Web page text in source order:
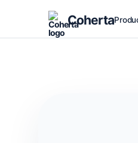
Coherta